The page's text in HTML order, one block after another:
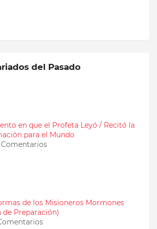
del Pasado
en que el Profeta Leyó / Recitó la
para el Mundo
de los Misioneros Mormones
de Preparación)